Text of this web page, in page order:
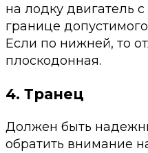
на лодку двигатель
границе
Если по нижней, то
плоскодонная.
4. Транец
Должен быть
обратить внимание